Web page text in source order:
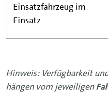
Einsatzfahrzeug im
Einsatz
Hinweis: Verfügbarkeit
hängen vom jeweiligen